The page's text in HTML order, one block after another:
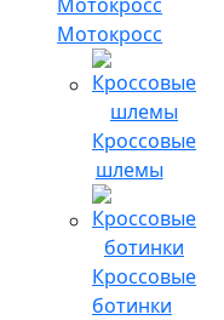
Мотокросс
Кроссовые
шлемы
Кроссовые
ботинки